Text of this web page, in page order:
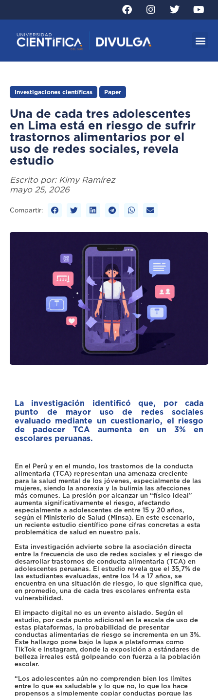
Investigaciones científicas Paper
Una de cada tres adolescentes
en Lima está en riesgo de sufrir
trastornos alimentarios por el
uso de redes sociales, revela
estudio
Escrito por: Kimy Ramírez
mayo 25, 2026
Compartir:
La investigación identificó que, por cada
punto de mayor uso de redes sociales
evaluado mediante un cuestionario, el riesgo
de padecer TCA aumenta en un 3% en
escolares peruanas.
En el Perú y en el mundo, los trastornos de la conducta
alimentaria (TCA) representan una amenaza creciente
para la salud mental de los jóvenes, especialmente de las
mujeres, siendo la anorexia y la bulimia las afecciones
más comunes. La presión por alcanzar un “físico ideal”
aumenta significativamente el riesgo, afectando
especialmente a adolescentes de entre 15 y 20 años,
según el Ministerio de Salud (Minsa). En este escenario,
un reciente estudio científico pone cifras concretas a esta
problemática de salud en nuestro país.
Esta investigación advierte sobre la asociación directa
entre la frecuencia de uso de redes sociales y el riesgo de
desarrollar trastornos de conducta alimentaria (TCA) en
adolescentes peruanas. El estudio revela que el 35,7% de
las estudiantes evaluadas, entre los 14 a 17 años, se
encuentra en una situación de riesgo, lo que significa que,
en promedio, una de cada tres escolares enfrenta esta
vulnerabilidad.
El impacto digital no es un evento aislado. Según el
estudio, por cada punto adicional en la escala de uso de
estas plataformas, la probabilidad de presentar
conductas alimentarias de riesgo se incrementa en un 3%.
Este hallazgo pone bajo la lupa a plataformas como
TikTok e Instagram, donde la exposición a estándares de
belleza irreales está golpeando con fuerza a la población
escolar.
“Los adolescentes aún no comprenden bien los límites
entre lo que es saludable y lo que no, lo que los hace
propensos a simplemente copiar conductas porque las